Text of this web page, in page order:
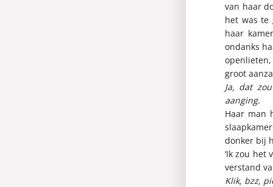
van haar
het was te
haar
ondanks
groot
Ja, dat
aanging.
Haar man
donker bij
‘Ik zou het
verstand
Klik, bzz,